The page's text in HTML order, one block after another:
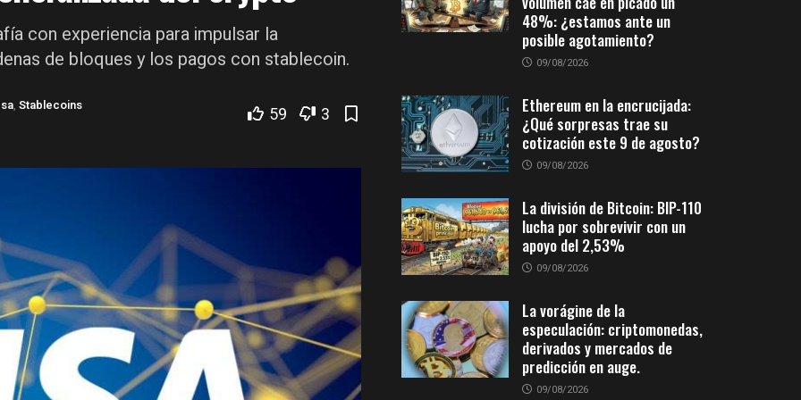
con experiencia para impulsar la
de bloques y los pagos con stablecoin.
, Stablecoins 59 3
48%: ¿estamos ante un
posible agotamiento?
09/08/2026
Ethereum en la encrucijada:
¿Qué sorpresas trae su
cotización este 9 de agosto?
09/08/2026
La división de Bitcoin: BIP-110
lucha por sobrevivir con un
apoyo del 2,53%
09/08/2026
La vorágine de la
especulación: criptomonedas,
derivados y mercados de
predicción en auge.
09/08/2026